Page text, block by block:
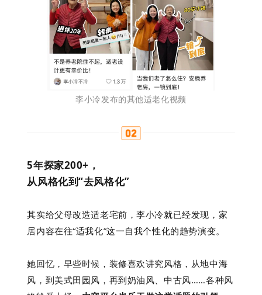
李小冷发布的其他适老化视频
5年探家200+，
从风格化到“去风格化”
其实给父母改造适老宅前，李小冷就已经发现，家
居内容在往“适我化”这一自我个性化的趋势演变。
她回忆，早些时候，装修喜欢讲究风格，从地中海
风，到美式田园风，再到奶油风、中古风……各种风